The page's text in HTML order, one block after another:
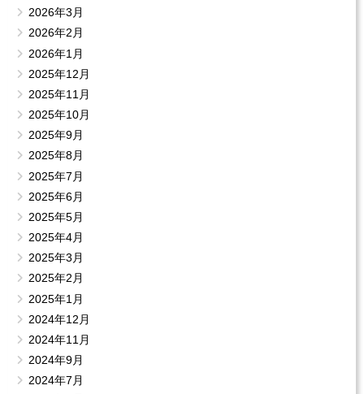
2026年3月
2026年2月
2026年1月
2025年12月
2025年11月
2025年10月
2025年9月
2025年8月
2025年7月
2025年6月
2025年5月
2025年4月
2025年3月
2025年2月
2025年1月
2024年12月
2024年11月
2024年9月
2024年7月